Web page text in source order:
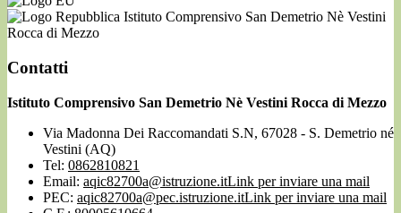
Istituto Comprensivo San Demetrio Nè Vestini
Rocca di Mezzo
Contatti
Istituto Comprensivo San Demetrio Nè Vestini Rocca di Mezzo
Via Madonna Dei Raccomandati S.N, 67028 - S. Demetrio né
Vestini (AQ)
Tel: 0862810821
Email: aqic82700a@istruzione.itLink per inviare una mail
PEC: aqic82700a@pec.istruzione.itLink per inviare una mail